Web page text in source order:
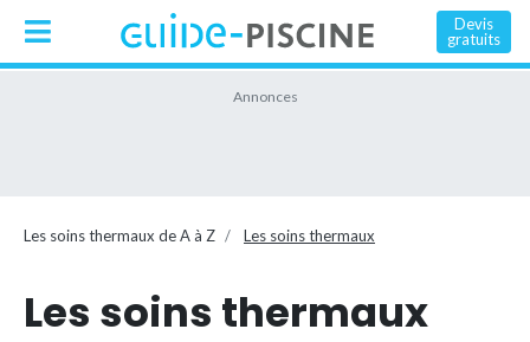
Devis
gratuits
Les soins thermaux de A à Z Les soins thermaux
Les soins thermaux